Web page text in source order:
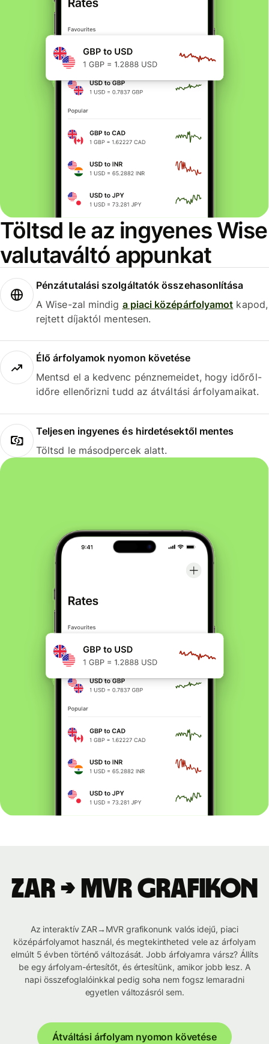
Töltsd le az ingyenes Wise
valutaváltó appunkat
Pénzátutalási szolgáltatók összehasonlítása
A Wise-zal mindig a piaci középárfolyamot kapod,
rejtett díjaktól mentesen.
Élő árfolyamok nyomon követése
Mentsd el a kedvenc pénznemeidet, hogy időről-
időre ellenőrizni tudd az átváltási árfolyamaikat.
Teljesen ingyenes és hirdetésektől mentes
Töltsd le másodpercek alatt.
ZAR → MVR grafikon
Az interaktív ZAR→MVR grafikonunk valós idejű, piaci
középárfolyamot használ, és megtekintheted vele az árfolyam
elmúlt 5 évben történő változását. Jobb árfolyamra vársz? Állíts
be egy árfolyam-értesítőt, és értesítünk, amikor jobb lesz. A
napi összefoglalóinkkal pedig soha nem fogsz lemaradni
egyetlen változásról sem.
Átváltási árfolyam nyomon követése